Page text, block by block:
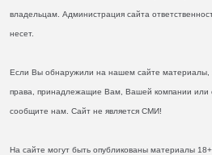
владельцам. Администрация сайта
несет.
Если Вы обнаружили на нашем сайте материалы,
права, принадлежащие Вам, Вашей компании или
сообщите нам. Сайт не является СМИ!
На сайте могут быть опубликованы материалы